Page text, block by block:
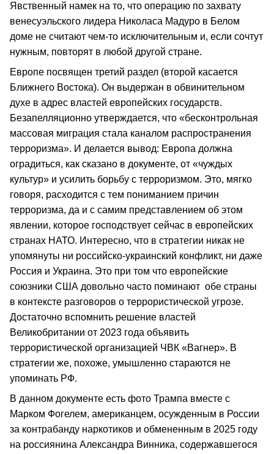
Явственный намек на то, что операцию по захвату
венесуэльского лидера Николаса Мадуро в Белом
доме не считают чем-то исключительным и, если сочтут
нужным, повторят в любой другой стране.
Европе посвящен третий раздел (второй касается
Ближнего Востока). Он выдержан в обвинительном
духе в адрес властей европейских государств.
Безапелляционно утверждается, что «бесконтрольная
массовая миграция стала каналом распространения
терроризма». И делается вывод: Европа должна
оградиться, как сказано в документе, от «чуждых
культур» и усилить борьбу с терроризмом. Это, мягко
говоря, расходится с тем пониманием причин
терроризма, да и с самим представлением об этом
явлении, которое господствует сейчас в европейских
странах НАТО. Интересно, что в стратегии никак не
упомянуты ни российско-украинский конфликт, ни даже
Россия и Украина. Это при том что европейские
союзники США довольно часто поминают обе страны
в контексте разговоров о террористической угрозе.
Достаточно вспомнить решение властей
Великобритании от 2023 года объявить
террористической организацией ЧВК «Вагнер». В
стратегии же, похоже, умышленно стараются не
упоминать РФ.
В данном документе есть фото Трампа вместе с
Марком Фогелем, американцем, осужденным в России
за контрабанду наркотиков и обмененным в 2025 году
на россиянина Александра Винника, содержавшегося